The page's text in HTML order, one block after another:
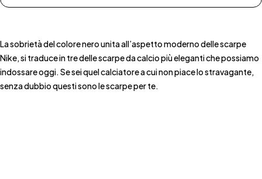
La sobrietà del colore nero unita all’aspetto moderno delle scarpe
Nike, si traduce in tre delle scarpe da calcio più eleganti che possiamo
indossare oggi. Se sei quel calciatore a cui non piace lo stravagante,
senza dubbio questi sono le scarpe per te.